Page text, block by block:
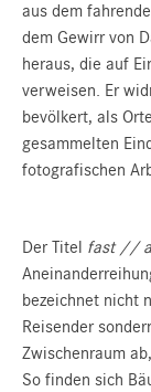
aus dem
dem Gewirr von
heraus, die auf
verweisen. Er
bevölkert, als
gesammelten
fotografischen
Der Titel fast //
bezeichnet nicht
Reisender
Zwischenraum
So finden sich